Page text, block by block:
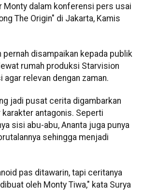
Monty dalam konferensi pers usai
The Origin" di Jakarta, Kamis
pernah disampaikan kepada publik
rumah produksi Starvision
agar relevan dengan zaman.
jadi pusat cerita digambarkan
karakter antagonis. Seperti
sisi abu-abu, Ananta juga punya
sehingga menjadi
pas ditawarin, tapi ceritanya
oleh Monty Tiwa," kata Surya